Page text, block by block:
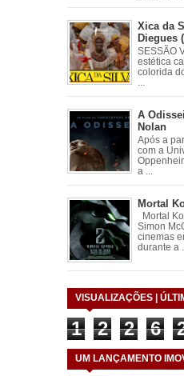
Xica da
Diegues
SESSÃO
estética
colorida
A
Nolan
Após a
com a
a ...
Mortal
Mortal
Simon
cinemas
durante a
VISUALIZAÇÕES |
1 2 2 6
UM LANÇAMENTO